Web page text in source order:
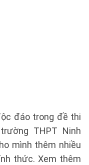
đáo trong đề thi
THPT Ninh
mình thêm nhiều
thức. Xem thêm